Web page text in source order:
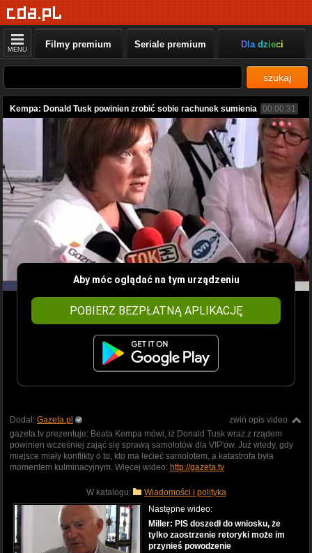
MENU Filmy premium Seriale premium Dla dzieci
szukaj
Kempa: Donald Tusk powinien zrobić sobie rachunek sumienia 00:00:31
Aby móc oglądać na tym urządzeniu
POBIERZ BEZPŁATNĄ APLIKACJĘ
zwiń opis video
Dodał: Gazeta.pl
gazeta.tv prezentuje: Beata Kempa mówi, iż Donald Tusk wraz z rządem
powinien wcześniej zająć się sprawą samolotów dla VIP'ów. Już wtedy, gdy
miejsce miały konflikty o to, kto ma lecieć samolotem, a katastrofa była
momentem kulminacyjnym. Więcej wideo: http://gazeta.tv
W katalogu: Wiadomości i polityka
Następne wideo:
Miller: PIS doszedł do wniosku, że
tylko zaostrzenie retoryki może im
przynieś powodzenie